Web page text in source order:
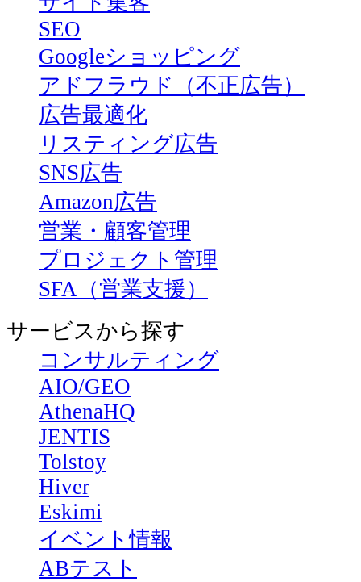
SEO
Googleショッピング
アドフラウド（不正広告）
広告最適化
リスティング広告
SNS広告
Amazon広告
営業・顧客管理
プロジェクト管理
SFA（営業支援）
サービスから探す
コンサルティング
AIO/GEO
AthenaHQ
JENTIS
Tolstoy
Hiver
Eskimi
イベント情報
ABテスト